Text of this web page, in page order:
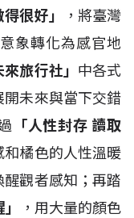
很好」
，將臺灣
象轉化為感官地
來旅行社」 中各式
未來與當下交錯
「人性封存 讀取
橘色的人性溫暖
觀者感知；再踏
，用大量的顏色